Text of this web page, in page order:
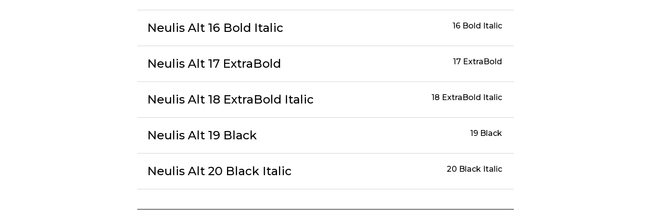
Neulis Alt 16 Bold Italic 16 Bold Italic
Neulis Alt 17 ExtraBold 17 ExtraBold
Neulis Alt 18 ExtraBold Italic 18 ExtraBold Italic
Neulis Alt 19 Black 19 Black
Neulis Alt 20 Black Italic 20 Black Italic